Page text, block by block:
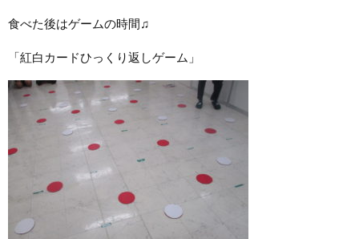
食べた後はゲームの時間♫
「紅白カードひっくり返しゲーム」